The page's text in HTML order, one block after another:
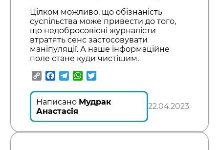
Цілком можливо, що обізнаність
суспільства може привести до того,
що недобросовісні журналісти
втратять сенс застосовувати
маніпуляції. А наше інформаційне
поле стане куди чистішим.
CopyFacebook
TelegramWhatsApp
Написано Мудрак
Анастасія
22.04.2023